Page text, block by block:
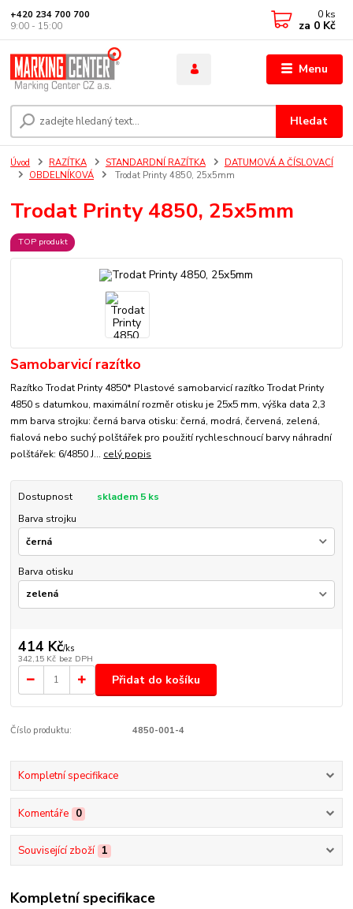
Menu
Hledat
+420 234 700 700
9:00 - 15:00
0 ks
za 0 Kč
Úvod RAZÍTKA STANDARDNÍ RAZÍTKA
DATUMOVÁ A ČÍSLOVACÍ
OBDELNÍKOVÁ
Trodat Printy 4850, 25x5mm
Trodat Printy 4850, 25x5mm
TOP produkt
Samobarvicí razítko
Razítko Trodat Printy 4850* Plastové samobarvicí razítko Trodat Printy
4850 s datumkou, maximální rozměr otisku je 25x5 mm, výška data 2,3
mm barva strojku: černá barva otisku: černá, modrá, červená, zelená,
fialová nebo suchý polštářek pro použití rychleschnoucí barvy náhradní
polštářek: 6/4850 J... celý popis
Dostupnost
skladem 5 ks
Barva strojku
Barva otisku
414 Kč/ks
342,15 Kč bez DPH
Přidat do košíku
Číslo produktu: 4850-001-4
Kompletní specifikace
Komentáře 0
Související zboží 1
Kompletní specifikace